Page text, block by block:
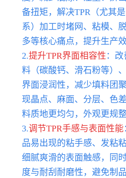
备扭矩，解决TPR（尤其
系）加工时堵网、粘模、
多等核心痛点，提升生产
2.提升TPR界面相容性 ：
料（碳酸钙、滑石粉等）
界面浸润性，减少填料团
现晶点、麻面、分层、色
料质地更均匀，外观更规整
3.调节TPR手感与表面性能
品易出现的粘手感、发粘
细腻爽滑的表面触感，同
度与耐刮耐磨性，避免制